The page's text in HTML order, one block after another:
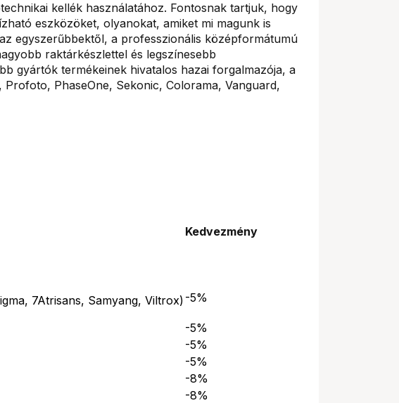
kellék használatához. Fontosnak tartjuk, hogy
eszközöket, olyanokat, amiket mi magunk is
egyszerűbbektől, a professzionális középformátumú
raktárkészlettel és legszínesebb
gyártók termékeinek hivatalos hazai forgalmazója, a
PhaseOne, Sekonic, Colorama, Vanguard,
Kedvezmény
7Atrisans, Samyang, Viltrox)-5%
-5%
-5%
-5%
-8%
-8%